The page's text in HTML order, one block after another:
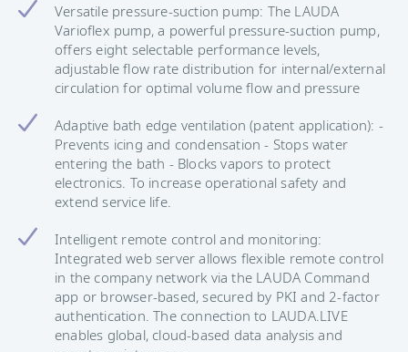
Versatile pressure-suction pump: The LAUDA
Varioflex pump, a powerful pressure-suction pump,
offers eight selectable performance levels,
adjustable flow rate distribution for internal/external
circulation for optimal volume flow and pressure
Adaptive bath edge ventilation (patent application): -
Prevents icing and condensation - Stops water
entering the bath - Blocks vapors to protect
electronics. To increase operational safety and
extend service life.
Intelligent remote control and monitoring:
Integrated web server allows flexible remote control
in the company network via the LAUDA Command
app or browser-based, secured by PKI and 2-factor
authentication. The connection to LAUDA.LIVE
enables global, cloud-based data analysis and